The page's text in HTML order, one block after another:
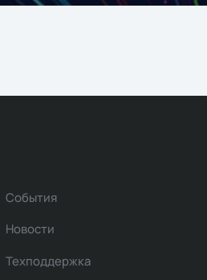
События
Новости
Техподдержка